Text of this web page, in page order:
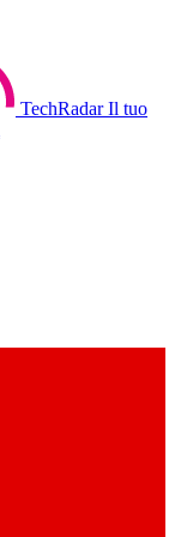
TechRadar Il tuo